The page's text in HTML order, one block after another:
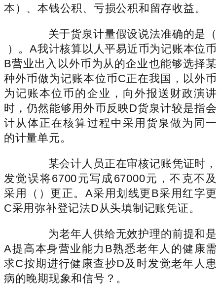
本）、本钱公积、亏损公积和留存收益。
关于货泉计量假设说法准确的是（
）。A我计核算以人平易近币为记账本位币
B营业出入以外币为从的企业也能够选择某
种外币做为记账本位币C正在我国，以外币
为记账本位币的企业，向外报送财政演讲
时，仍然能够用外币反映D货泉计较是指会
计从体正在核算过程中采用货泉做为同一
的计量单元。
某会计人员正在审核记账凭证时，
发觉误将6700元写成67000元，不克不及
采用（）更正。A采用划线更B采用红字更
C采用弥补登记法D从头填制记账凭证。
为老年人供给无效护理的前提和是
A提高本身营业能力B熟悉老年人的健康需
求C按期进行健康查抄D及时发觉老年人患
病的晚期现象和信号？。